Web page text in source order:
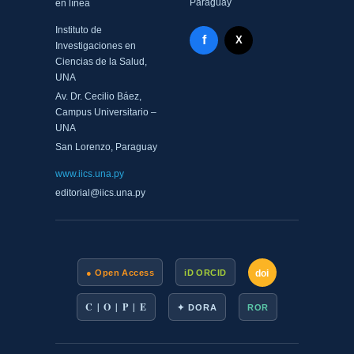
en línea
Instituto de
Investigaciones en
Ciencias de la Salud,
UNA
Av. Dr. Cecilio Báez,
Campus Universitario –
UNA
San Lorenzo, Paraguay
www.iics.una.py
editorial@iics.una.py
Facebook - Memorias del
f X Twitter - MIICS UNA
X
● Open Access iD ORCID doi
C | O | P | E ✦ DORA ROR